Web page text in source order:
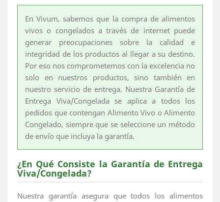
En Vivum, sabemos que la compra de alimentos
vivos o congelados a través de internet puede
generar preocupaciones sobre la calidad e
integridad de los productos al llegar a su destino.
Por eso nos comprometemos con la excelencia no
solo en nuestros productos, sino también en
nuestro servicio de entrega. Nuestra Garantía de
Entrega Viva/Congelada se aplica a todos los
pedidos que contengan Alimento Vivo o Alimento
Congelado, siempre que se seleccione un método
de envío que incluya la garantía.
¿En Qué Consiste la Garantía de Entrega
Viva/Congelada?
Nuestra garantía asegura que todos los alimentos